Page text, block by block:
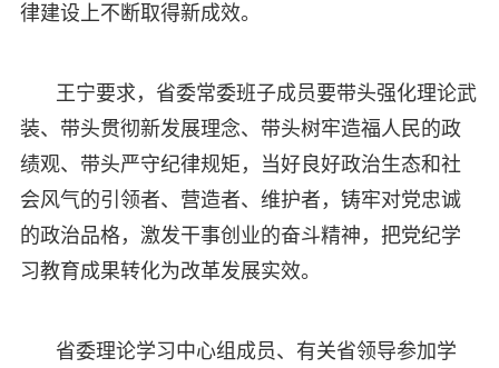
律建设上不断取得新成效。
王宁要求，省委常委班子成员要带头强化理论武
装、带头贯彻新发展理念、带头树牢造福人民的政
绩观、带头严守纪律规矩，当好良好政治生态和社
会风气的引领者、营造者、维护者，铸牢对党忠诚
的政治品格，激发干事创业的奋斗精神，把党纪学
习教育成果转化为改革发展实效。
省委理论学习中心组成员、有关省领导参加学